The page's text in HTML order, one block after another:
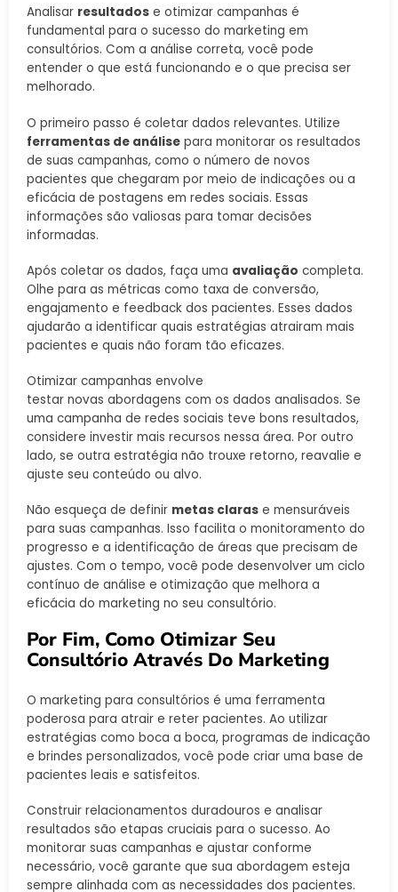
Analisar resultados e otimizar campanhas é
fundamental para o sucesso do marketing em
consultórios. Com a análise correta, você pode
entender o que está funcionando e o que precisa ser
melhorado.
O primeiro passo é coletar dados relevantes. Utilize
ferramentas de análise para monitorar os resultados
de suas campanhas, como o número de novos
pacientes que chegaram por meio de indicações ou a
eficácia de postagens em redes sociais. Essas
informações são valiosas para tomar decisões
informadas.
Após coletar os dados, faça uma avaliação completa.
Olhe para as métricas como taxa de conversão,
engajamento e feedback dos pacientes. Esses dados
ajudarão a identificar quais estratégias atrairam mais
pacientes e quais não foram tão eficazes.
Otimizar campanhas envolve
testar novas abordagens com os dados analisados. Se
uma campanha de redes sociais teve bons resultados,
considere investir mais recursos nessa área. Por outro
lado, se outra estratégia não trouxe retorno, reavalie e
ajuste seu conteúdo ou alvo.
Não esqueça de definir metas claras e mensuráveis
para suas campanhas. Isso facilita o monitoramento do
progresso e a identificação de áreas que precisam de
ajustes. Com o tempo, você pode desenvolver um ciclo
contínuo de análise e otimização que melhora a
eficácia do marketing no seu consultório.
Por Fim, Como Otimizar Seu
Consultório Através Do Marketing
O marketing para consultórios é uma ferramenta
poderosa para atrair e reter pacientes. Ao utilizar
estratégias como boca a boca, programas de indicação
e brindes personalizados, você pode criar uma base de
pacientes leais e satisfeitos.
Construir relacionamentos duradouros e analisar
resultados são etapas cruciais para o sucesso. Ao
monitorar suas campanhas e ajustar conforme
necessário, você garante que sua abordagem esteja
sempre alinhada com as necessidades dos pacientes.